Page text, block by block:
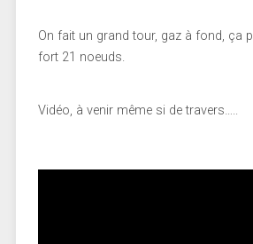
On fait un grand tour, gaz à fond, ça
fort 21 noeuds.
Vidéo, à venir même si de travers…..